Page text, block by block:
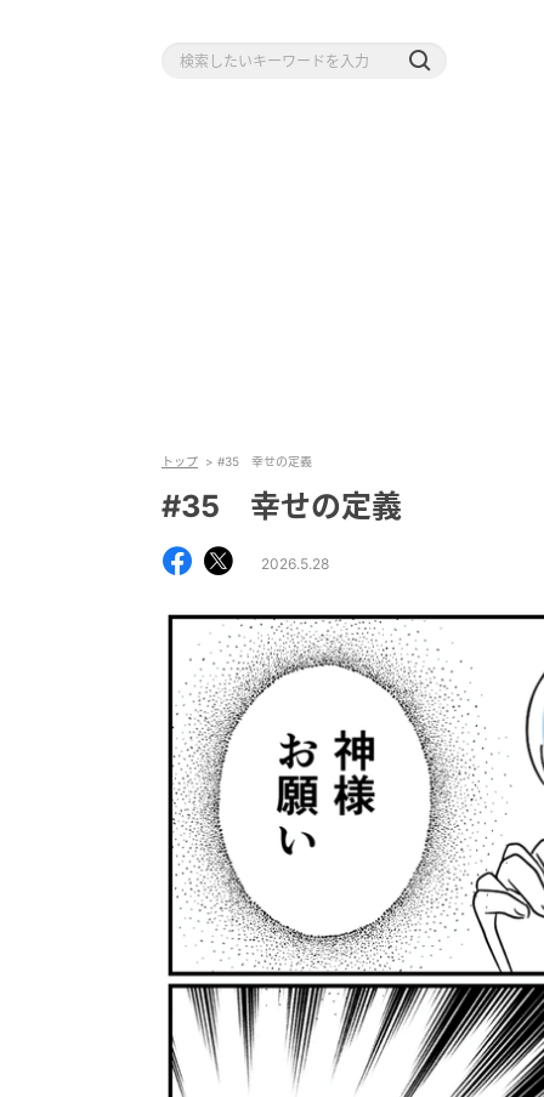
トップ #35 幸せの定義
#35 幸せの定義
2026.5.28